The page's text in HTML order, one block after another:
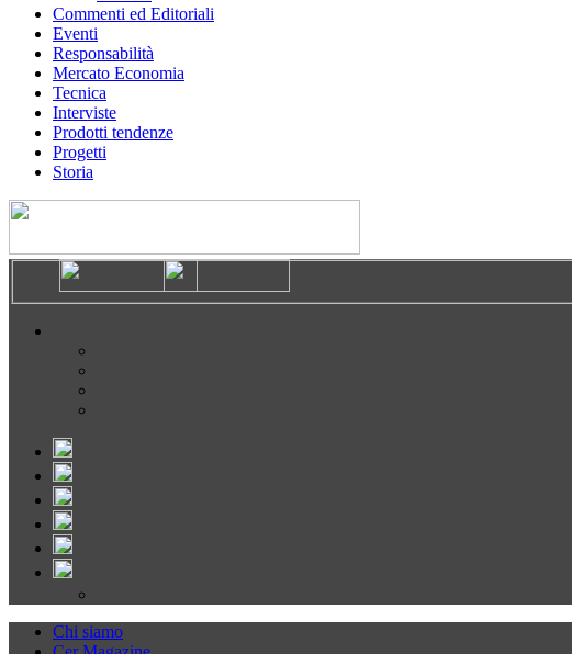
Commenti ed Editoriali
Eventi
Responsabilità
Mercato Economia
Tecnica
Interviste
Prodotti tendenze
Progetti
Storia
Chi siamo